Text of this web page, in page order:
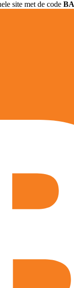
site met de code